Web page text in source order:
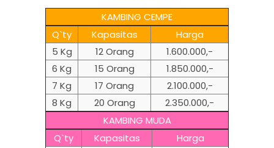
KAMBING CEMPE
Q`ty
Kapasitas
Harga
5 Kg
12 Orang
1.600.000,-
6 Kg
15 Orang
1.850.000,-
7 Kg
17 Orang
2.100.000,-
8 Kg
20 Orang
2.350.000,-
KAMBING MUDA
Q`ty
Kapasitas
Harga